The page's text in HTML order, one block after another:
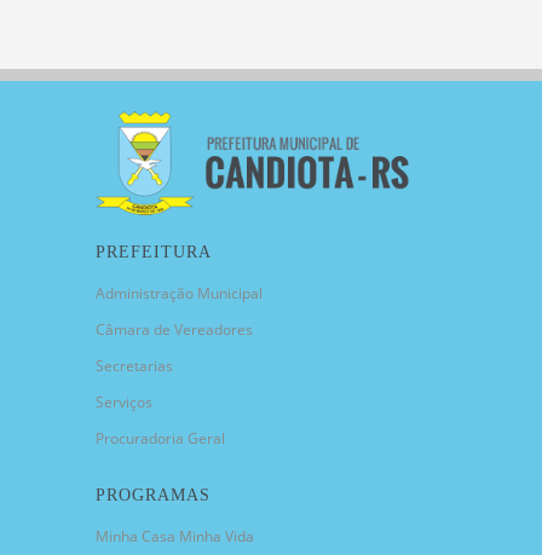
PREFEITURA
Administração Municipal
Câmara de Vereadores
Secretarias
Serviços
Procuradoria Geral
PROGRAMAS
Minha Casa Minha Vida